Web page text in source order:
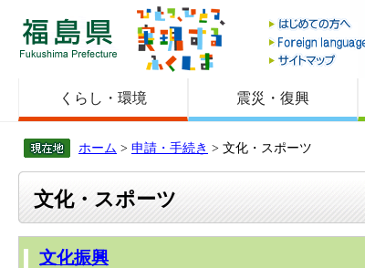
福島県
くらし・環境 震災・復興
ホーム > 申請・手続き > 文化・スポーツ
文化・スポーツ
文化振興